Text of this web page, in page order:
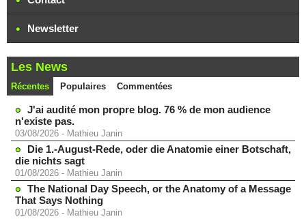
Newsletter
Les News
Récentes Populaires Commentées
J'ai audité mon propre blog. 76 % de mon audience
n'existe pas.
03/08/2026 - Mathieu Janin
Die 1.-August-Rede, oder die Anatomie einer Botschaft,
die nichts sagt
01/08/2026 - Mathieu Janin
The National Day Speech, or the Anatomy of a Message
That Says Nothing
01/08/2026 - Mathieu Janin